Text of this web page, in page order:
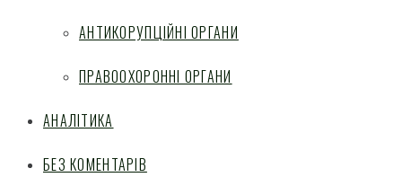
АНТИКОРУПЦІЙНІ ОРГАНИ
ПРАВООХОРОННІ ОРГАНИ
АНАЛІТИКА
БЕЗ КОМЕНТАРІВ